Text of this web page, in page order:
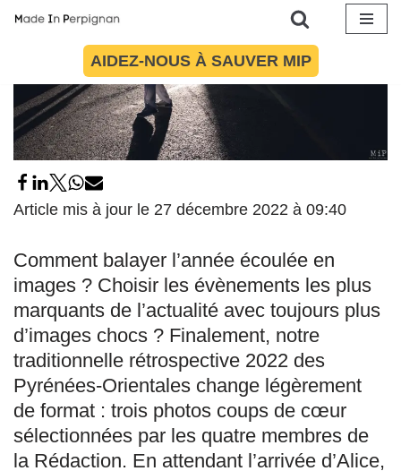
contenu
AIDEZ-NOUS À SAUVER MIP
Article mis à jour le 27 décembre 2022 à 09:40
Comment balayer l’année écoulée en
images ? Choisir les évènements les plus
marquants de l’actualité avec toujours plus
d’images chocs ? Finalement, notre
traditionnelle rétrospective 2022 des
Pyrénées-Orientales change légèrement
de format : trois photos coups de cœur
sélectionnées par les quatre membres de
la Rédaction. En attendant l’arrivée d’Alice,